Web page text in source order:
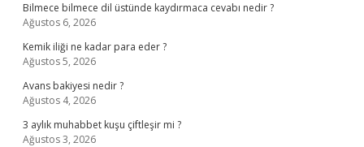
Bilmece bilmece dil üstünde kaydırmaca cevabı nedir ?
Ağustos 6, 2026
Kemik iliği ne kadar para eder ?
Ağustos 5, 2026
Avans bakiyesi nedir ?
Ağustos 4, 2026
3 aylık muhabbet kuşu çiftleşir mi ?
Ağustos 3, 2026